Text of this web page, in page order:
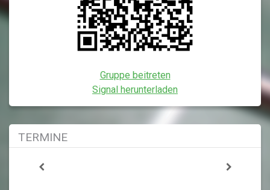
Gruppe beitreten
Signal herunterladen
TERMINE